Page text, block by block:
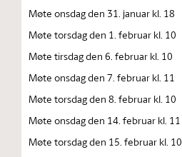
Møte onsdag den 31. januar kl. 18
Møte torsdag den 1. februar kl. 10
Møte tirsdag den 6. februar kl. 10
Møte onsdag den 7. februar kl. 11
Møte torsdag den 8. februar kl. 10
Møte onsdag den 14. februar kl. 11
Møte torsdag den 15. februar kl. 10